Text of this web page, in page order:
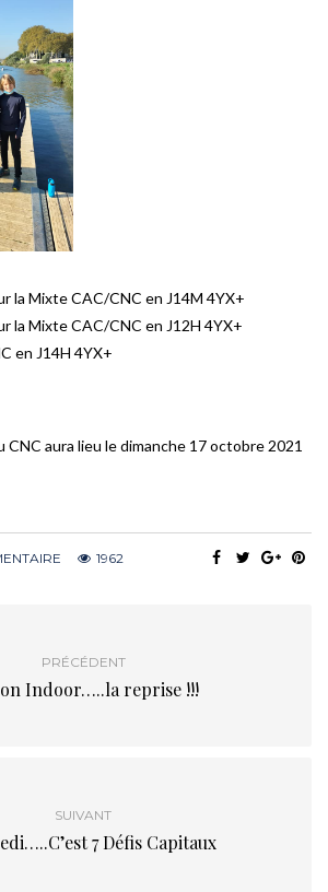
la Mixte CAC/CNC en J14M 4YX+
la Mixte CAC/CNC en J12H 4YX+
en J14H 4YX+
CNC aura lieu le dimanche 17 octobre 2021
1962
PRÉCÉDENT
Indoor…..la reprise !!!
SUIVANT
7 Défis Capitaux